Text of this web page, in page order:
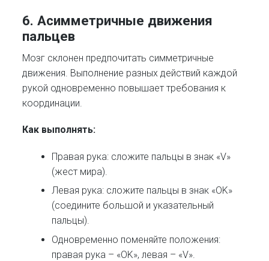
6. Асимметричные движения
пальцев
Мозг склонен предпочитать симметричные
движения. Выполнение разных действий каждой
рукой одновременно повышает требования к
координации.
Как выполнять:
Правая рука: сложите пальцы в знак «V»
(жест мира).
Левая рука: сложите пальцы в знак «OK»
(соедините большой и указательный
пальцы).
Одновременно поменяйте положения:
правая рука – «OK», левая – «V».